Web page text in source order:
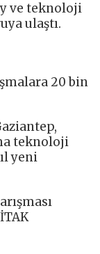
ve teknoloji
ulaştı.
20 bin
teknoloji
yeni